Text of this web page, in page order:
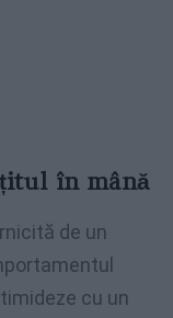
în mână
de un
cu un